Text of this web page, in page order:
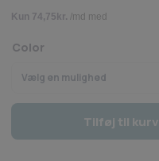
Color
Tilføj til kurv